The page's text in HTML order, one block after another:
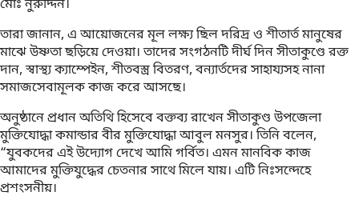
মোঃ নুরুদ্দিন।
তারা জানান, এ আয়োজনের মূল লক্ষ্য ছিল দরিদ্র ও শীতার্ত মানুষের
মাঝে উষ্ণতা ছড়িয়ে দেওয়া। তাদের সংগঠনটি দীর্ঘ দিন সীতাকুণ্ডে রক্ত
দান, স্বাস্থ্য ক্যাম্পেইন, শীতবস্ত্র বিতরণ, বন্যার্তদের সাহায্যসহ নানা
সমাজসেবামূলক কাজ করে আসছে।
অনুষ্ঠানে প্রধান অতিথি হিসেবে বক্তব্য রাখেন সীতাকুণ্ড উপজেলা
মুক্তিযোদ্ধা কমান্ডার বীর মুক্তিযোদ্ধা আবুল মনসুর। তিনি বলেন,
“যুবকদের এই উদ্যোগ দেখে আমি গর্বিত। এমন মানবিক কাজ
আমাদের মুক্তিযুদ্ধের চেতনার সাথে মিলে যায়। এটি নিঃসন্দেহে
প্রশংসনীয়।